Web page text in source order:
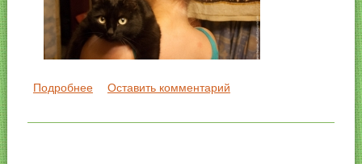
Подробнеео Наша кошка
Оставить комментарий